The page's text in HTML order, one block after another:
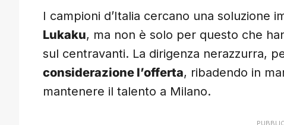
I campioni d’Italia cercano una soluzione
Lukaku, ma non è solo per questo che
sul centravanti. La dirigenza nerazzurra,
considerazione l’offerta, ribadendo in
mantenere il talento a Milano.